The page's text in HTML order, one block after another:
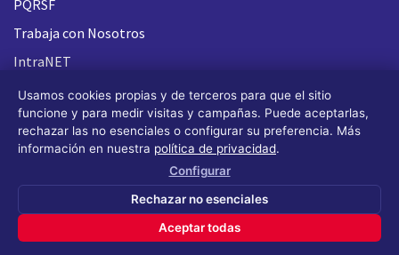
PQRSF
Trabaja con Nosotros
IntraNET
Todos los derechos reservados FLASH 93
Usamos cookies propias y de terceros para que el sitio
funcione y para medir visitas y campañas. Puede aceptarlas,
rechazar las no esenciales o configurar su preferencia. Más
información en nuestra política de privacidad.
Configurar
Rechazar no esenciales
Aceptar todas